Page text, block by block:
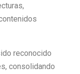
reconocido
consolidando